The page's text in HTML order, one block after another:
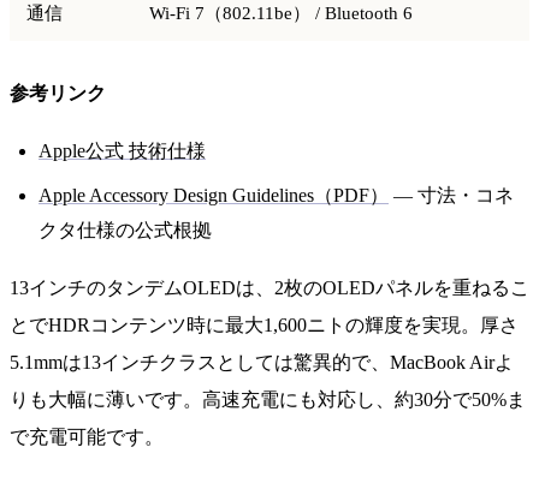
通信 Wi-Fi 7（802.11be） / Bluetooth 6
参考リンク
Apple公式 技術仕様
Apple Accessory Design Guidelines（PDF）
— 寸法・コネ
クタ仕様の公式根拠
13インチのタンデムOLEDは、2枚のOLEDパネルを重ねるこ
とでHDRコンテンツ時に最大1,600ニトの輝度を実現。厚さ
5.1mmは13インチクラスとしては驚異的で、MacBook Airよ
りも大幅に薄いです。高速充電にも対応し、約30分で50%ま
で充電可能です。